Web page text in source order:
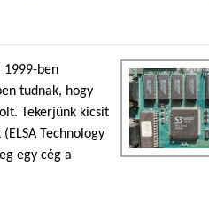
1999-ben
tudnak, hogy
Tekerjünk kicsit
Technology
egy cég a